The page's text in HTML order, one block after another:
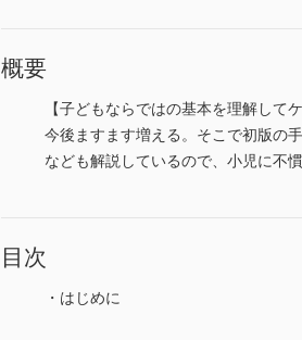
概要
【子どもならではの基本を理解し
今後ますます増える。そこで初版の
なども解説しているので、小児に不
目次
・はじめに